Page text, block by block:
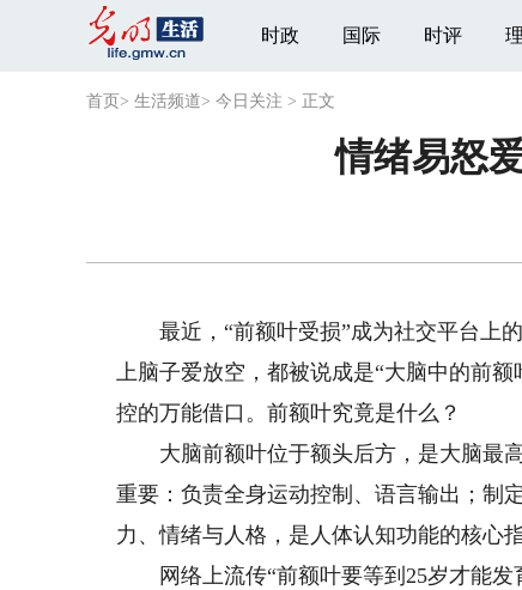
时政 国际 时评
首页 > 生活频道> 今日关注 > 正文
情绪易怒
最近，“前额叶受损”成为社交平台上的
上脑子爱放空，都被说成是“大脑中的前
控的万能借口。前额叶究竟是什么？
大脑前额叶位于额头后方，是大脑最高
重要：负责全身运动控制、语言输出；制
力、情绪与人格，是人体认知功能的核心指
网络上流传“前额叶要等到25岁才能发